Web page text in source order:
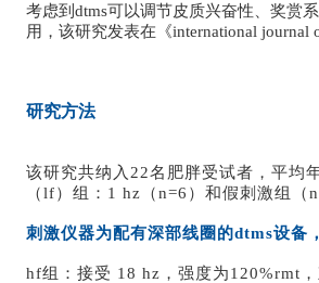
考虑到dtms可以调节皮质兴奋性、奖赏
用，该研究发表在《international journal
研究方法
该研究共纳入22名肥胖受试者，平
（lf）组：1 hz（n=6）和假刺激组
刺激仪器为配有深部线圈的dtms设备
hf组：接受 18 hz，强度为120%rmt